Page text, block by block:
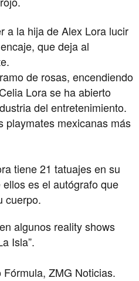
a la hija de Alex Lora lucir
que deja al
de rosas, encendiendo
Lora se ha abierto
del entretenimiento.
playmates mexicanas más
tiene 21 tatuajes en su
es el autógrafo que
cuerpo.
algunos reality shows
Isla”.
ZMG Noticias.